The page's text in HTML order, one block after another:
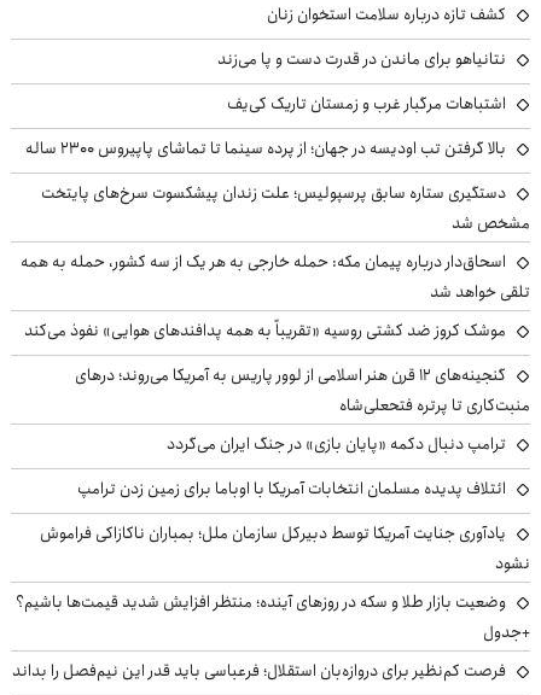
کشف تازه درباره سلامت استخوان زنان
نتانیاهو برای ماندن در قدرت دست و پا می‌زند
اشتباهات مرگبار غرب و زمستان تاریک کی‌یف
بالا گرفتن تب اودیسه در جهان؛ از پرده سینما تا تماشای پاپیروس ۲۳۰۰ ساله
دستگیری ستاره سابق پرسپولیس؛ علت زندان پیشکسوت سرخ‌های پایتخت
مشخص شد
اسحاق‌دار درباره پیمان مکه: حمله خارجی به هر یک از سه کشور، حمله به همه
تلقی خواهد شد
موشک کروز ضد کشتی روسیه «تقریباً به همه پدافندهای هوایی» نفوذ می‌کند
گنجینه‌های ۱۲ قرن هنر اسلامی از لوور پاریس به آمریکا می‌روند؛ درهای
منبت‌کاری تا پرتره فتحعلی‌شاه
ترامپ دنبال دکمه «پایان بازی» در جنگ ایران می‌گردد
ائتلاف پدیده مسلمان انتخابات آمریکا با اوباما برای زمین زدن ترامپ
یادآوری جنایت آمریکا توسط دبیرکل سازمان ملل؛ بمباران ناکازاکی فراموش
نشود
وضعیت بازار طلا و سکه در روزهای آینده؛ منتظر افزایش شدید قیمت‌ها باشیم؟
+جدول
فرصت کم‌نظیر برای دروازه‌بان استقلال؛ فرعباسی باید قدر این نیم‌فصل را بداند